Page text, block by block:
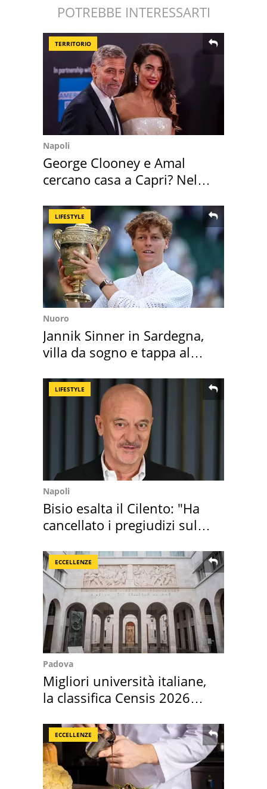
POTREBBE INTERESSARTI
TERRITORIO
Napoli
George Clooney e Amal
cercano casa a Capri? Nel
LIFESTYLE
Nuoro
Jannik Sinner in Sardegna,
villa da sogno e tappa al
LIFESTYLE
Napoli
Bisio esalta il Cilento: "Ha
cancellato i pregiudizi sul
ECCELLENZE
Padova
Migliori università italiane,
la classifica Censis 2026
ECCELLENZE